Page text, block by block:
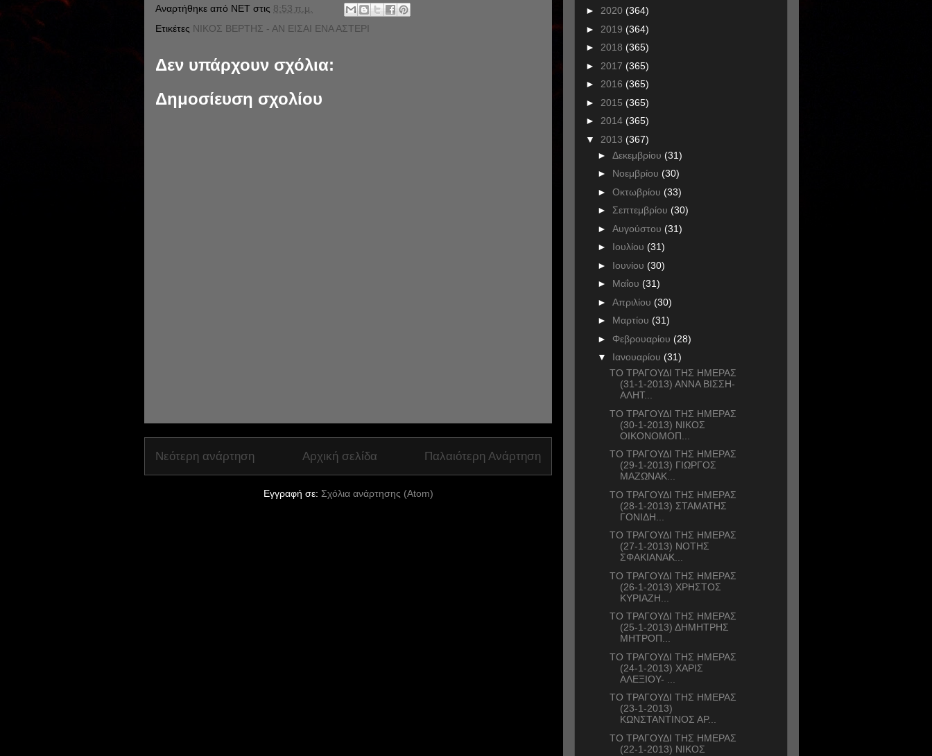
Αναρτήθηκε από NET στις 8:53 π.μ.
Ετικέτες ΝΙΚΟΣ ΒΕΡΤΗΣ - ΑΝ ΕΙΣΑΙ ΕΝΑ ΑΣΤΕΡΙ
Δεν υπάρχουν σχόλια:
Δημοσίευση σχολίου
Νεότερη ανάρτηση Παλαιότερη Ανάρτηση
Αρχική σελίδα
Εγγραφή σε: Σχόλια ανάρτησης (Atom)
► 2020 (364)
► 2019 (364)
► 2018 (365)
► 2017 (365)
► 2016 (365)
► 2015 (365)
► 2014 (365)
▼ 2013 (367)
► Δεκεμβρίου (31)
► Νοεμβρίου (30)
► Οκτωβρίου (33)
► Σεπτεμβρίου (30)
► Αυγούστου (31)
► Ιουλίου (31)
► Ιουνίου (30)
► Μαΐου (31)
► Απριλίου (30)
► Μαρτίου (31)
► Φεβρουαρίου (28)
▼ Ιανουαρίου (31)
ΤΟ ΤΡΑΓΟΥΔΙ ΤΗΣ ΗΜΕΡΑΣ
(31-1-2013) ΑΝΝΑ ΒΙΣΣΗ-
ΑΛΗΤ...
ΤΟ ΤΡΑΓΟΥΔΙ ΤΗΣ ΗΜΕΡΑΣ
(30-1-2013) ΝΙΚΟΣ
ΟΙΚΟΝΟΜΟΠ...
ΤΟ ΤΡΑΓΟΥΔΙ ΤΗΣ ΗΜΕΡΑΣ
(29-1-2013) ΓΙΩΡΓΟΣ
ΜΑΖΩΝΑΚ...
ΤΟ ΤΡΑΓΟΥΔΙ ΤΗΣ ΗΜΕΡΑΣ
(28-1-2013) ΣΤΑΜΑΤΗΣ
ΓΟΝΙΔΗ...
ΤΟ ΤΡΑΓΟΥΔΙ ΤΗΣ ΗΜΕΡΑΣ
(27-1-2013) ΝΟΤΗΣ
ΣΦΑΚΙΑΝΑΚ...
ΤΟ ΤΡΑΓΟΥΔΙ ΤΗΣ ΗΜΕΡΑΣ
(26-1-2013) ΧΡΗΣΤΟΣ
ΚΥΡΙΑΖΗ...
ΤΟ ΤΡΑΓΟΥΔΙ ΤΗΣ ΗΜΕΡΑΣ
(25-1-2013) ΔΗΜΗΤΡΗΣ
ΜΗΤΡΟΠ...
ΤΟ ΤΡΑΓΟΥΔΙ ΤΗΣ ΗΜΕΡΑΣ
(24-1-2013) ΧΑΡΙΣ
ΑΛΕΞΙΟΥ- ...
ΤΟ ΤΡΑΓΟΥΔΙ ΤΗΣ ΗΜΕΡΑΣ
(23-1-2013)
ΚΩΝΣΤΑΝΤΙΝΟΣ ΑΡ...
ΤΟ ΤΡΑΓΟΥΔΙ ΤΗΣ ΗΜΕΡΑΣ
(22-1-2013) ΝΙΚΟΣ